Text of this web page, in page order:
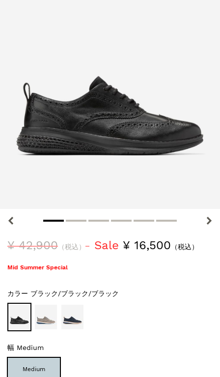
¥ 42,900 （税込） Sale ¥ 16,500 （税込）
Mid Summer Special
カラー ブラック/ブラック/ブラック
幅 Medium
Medium